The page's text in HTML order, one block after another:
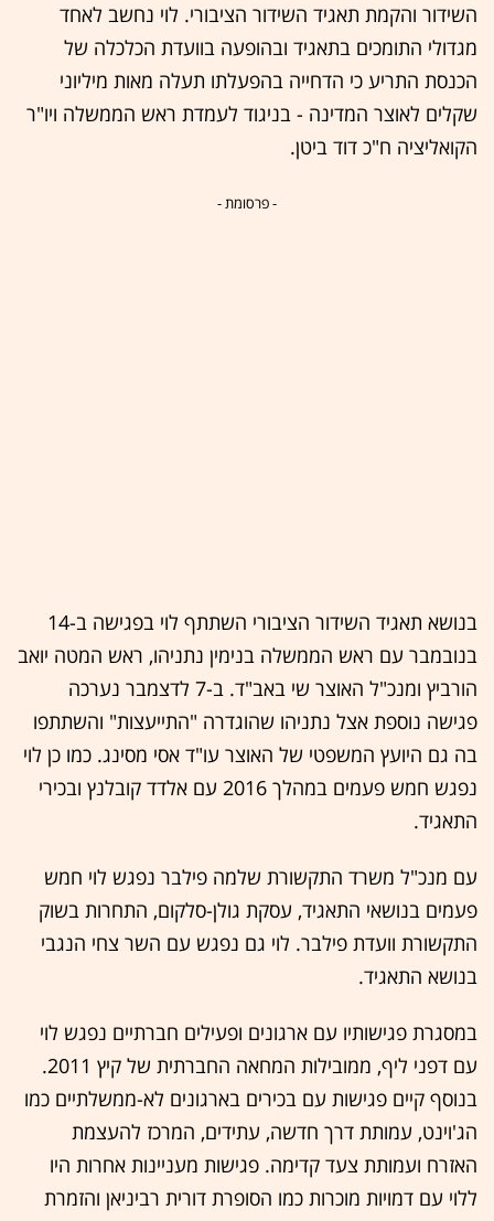
השידור והקמת תאגיד השידור הציבורי. לוי נחשב לאחד
מגדולי התומכים בתאגיד ובהופעה בוועדת הכלכלה של
הכנסת התריע כי הדחייה בהפעלתו תעלה מאות מיליוני
שקלים לאוצר המדינה - בניגוד לעמדת ראש הממשלה ויו"ר
הקואליציה ח"כ דוד ביטן.
- פרסומת -
בנושא תאגיד השידור הציבורי השתתף לוי בפגישה ב-14
בנובמבר עם ראש הממשלה בנימין נתניהו, ראש המטה יואב
הורביץ ומנכ"ל האוצר שי באב"ד. ב-7 לדצמבר נערכה
פגישה נוספת אצל נתניהו שהוגדרה "התייעצות" והשתתפו
בה גם היועץ המשפטי של האוצר עו"ד אסי מסינג. כמו כן לוי
נפגש חמש פעמים במהלך 2016 עם אלדד קובלנץ ובכירי
התאגיד.
עם מנכ"ל משרד התקשורת שלמה פילבר נפגש לוי חמש
פעמים בנושאי התאגיד, עסקת גולן-סלקום, התחרות בשוק
התקשורת וועדת פילבר. לוי גם נפגש עם השר צחי הנגבי
בנושא התאגיד.
במסגרת פגישותיו עם ארגונים ופעילים חברתיים נפגש לוי
עם דפני ליף, ממובילות המחאה החברתית של קיץ 2011.
בנוסף קיים פגישות עם בכירים בארגונים לא-ממשלתיים כמו
הג'וינט, עמותת דרך חדשה, עתידים, המרכז להעצמת
האזרח ועמותת צעד קדימה. פגישות מעניינות אחרות היו
ללוי עם דמויות מוכרות כמו הסופרת דורית רביניאן והזמרת